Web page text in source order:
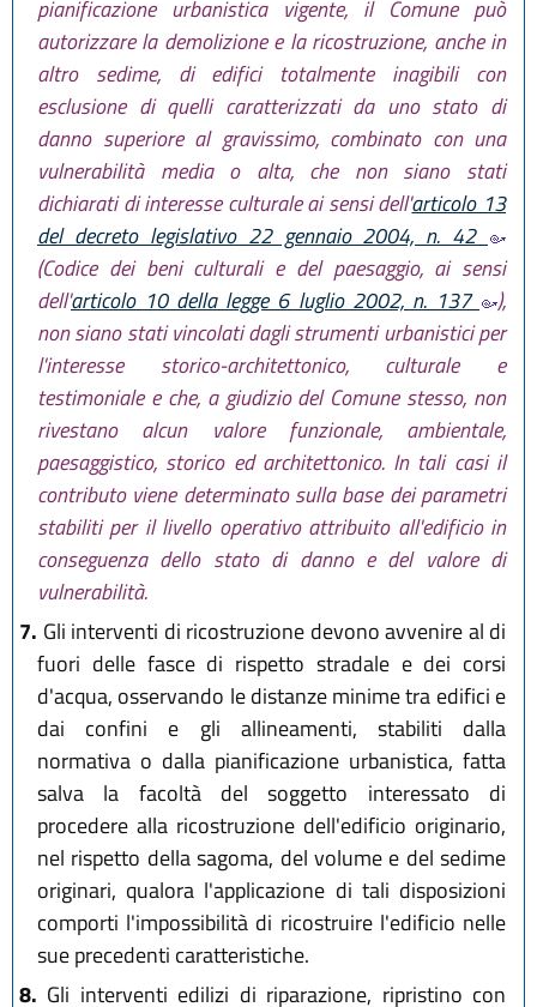
pianificazione urbanistica vigente, il Comune può
autorizzare la demolizione e la ricostruzione, anche in
altro sedime, di edifici totalmente inagibili con
esclusione di quelli caratterizzati da uno stato di
danno superiore al gravissimo, combinato con una
vulnerabilità media o alta, che non siano stati
dichiarati di interesse culturale ai sensi dell'articolo 13
del decreto legislativo 22 gennaio 2004, n. 42
(Codice dei beni culturali e del paesaggio, ai sensi
dell'articolo 10 della legge 6 luglio 2002, n. 137
),
non siano stati vincolati dagli strumenti urbanistici per
l'interesse storico-architettonico, culturale e
testimoniale e che, a giudizio del Comune stesso, non
rivestano alcun valore funzionale, ambientale,
paesaggistico, storico ed architettonico. In tali casi il
contributo viene determinato sulla base dei parametri
stabiliti per il livello operativo attribuito all'edificio in
conseguenza dello stato di danno e del valore di
vulnerabilità.
7. Gli interventi di ricostruzione devono avvenire al di
fuori delle fasce di rispetto stradale e dei corsi
d'acqua, osservando le distanze minime tra edifici e
dai confini e gli allineamenti, stabiliti dalla
normativa o dalla pianificazione urbanistica, fatta
salva la facoltà del soggetto interessato di
procedere alla ricostruzione dell'edificio originario,
nel rispetto della sagoma, del volume e del sedime
originari, qualora l'applicazione di tali disposizioni
comporti l'impossibilità di ricostruire l'edificio nelle
sue precedenti caratteristiche.
8. Gli interventi edilizi di riparazione, ripristino con